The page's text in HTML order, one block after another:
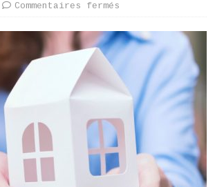
Commentaires fermés